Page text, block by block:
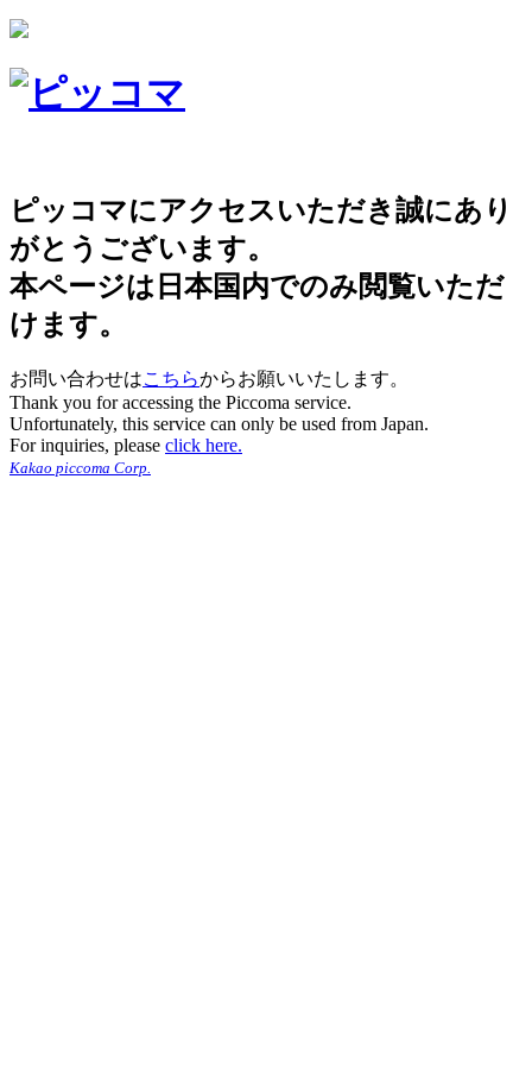
ピッコマにアクセスいただき誠にあり
がとうございます。
本ページは日本国内でのみ閲覧いただ
けます。
お問い合わせはこちらからお願いいたします。
Thank you for accessing the Piccoma service.
Unfortunately, this service can only be used from Japan.
For inquiries, please click here.
Kakao piccoma Corp.